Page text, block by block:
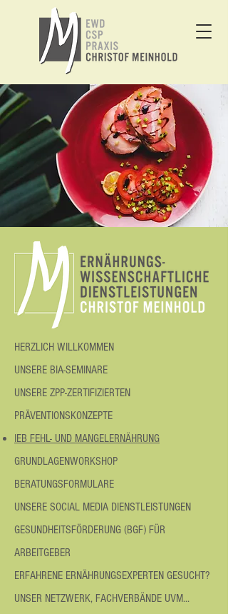
HERZLICH WILLKOMMEN
UNSERE BIA-SEMINARE
UNSERE ZPP-ZERTIFIZIERTEN
PRÄVENTIONSKONZEPTE
IEB FEHL- UND MANGELERNÄHRUNG
GRUNDLAGENWORKSHOP
BERATUNGSFORMULARE
UNSERE SOCIAL MEDIA DIENSTLEISTUNGEN
GESUNDHEITSFÖRDERUNG (BGF) FÜR
ARBEITGEBER
ERFAHRENE ERNÄHRUNGSEXPERTEN GESUCHT?
UNSER NETZWERK, FACHVERBÄNDE UVM...